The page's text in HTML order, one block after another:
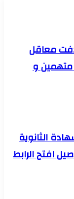
معاقل
متهمين و
الثانوية